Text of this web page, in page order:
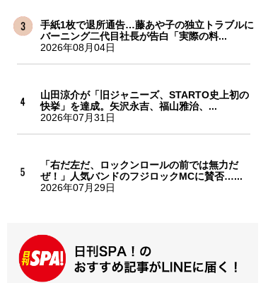
手紙1枚で退所通告…藤あや子の独立トラブルに
バーニング二代目社長が告白「実際の料...
2026年08月04日
山田涼介が「旧ジャニーズ、STARTO史上初の
快挙」を達成。矢沢永吉、福山雅治、...
2026年07月31日
「右だ左だ、ロックンロールの前では無力だ
ぜ！」人気バンドのフジロックMCに賛否…...
2026年07月29日